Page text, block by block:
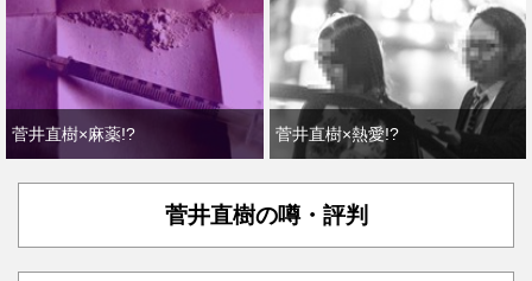
菅井直樹×麻薬!? 菅井直樹×熱愛!?
菅井直樹の噂・評判